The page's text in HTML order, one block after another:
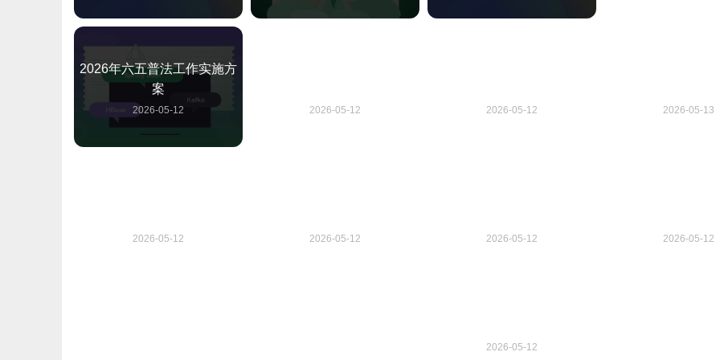
2026年六五普法工作实施方
案
2026-05-12 2026-05-12 2026-05-12 2026-05-13
2026-05-12 2026-05-12 2026-05-12 2026-05-12
2026-05-12